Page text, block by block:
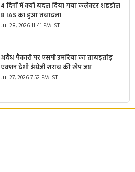
4 दिनों में क्यों बदल दिया गया कलेक्टर शहडोल
8 IAS का हुआ तबादला
Jul 28, 2026 11:41 PM IST
अवैध पैकारी पर एसपी उमरिया का ताबड़तोड़
एक्शन देशी अंग्रेजी शराब की खेप जप्त
Jul 27, 2026 7:52 PM IST